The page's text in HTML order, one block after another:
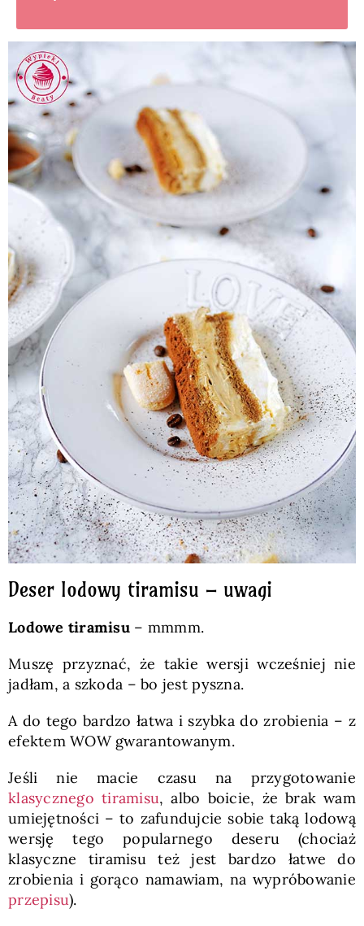
Deser lodowy tiramisu – uwagi
Lodowe tiramisu – mmmm.
Muszę przyznać, że takie wersji wcześniej nie
jadłam, a szkoda – bo jest pyszna.
A do tego bardzo łatwa i szybka do zrobienia – z
efektem WOW gwarantowanym.
Jeśli nie macie czasu na przygotowanie
klasycznego tiramisu, albo boicie, że brak wam
umiejętności – to zafundujcie sobie taką lodową
wersję tego popularnego deseru (chociaż
klasyczne tiramisu też jest bardzo łatwe do
zrobienia i gorąco namawiam, na wypróbowanie
przepisu).